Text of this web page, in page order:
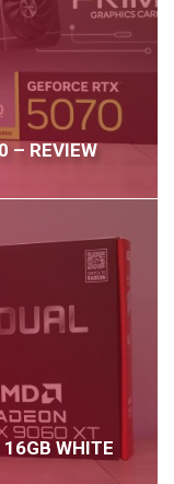
– REVIEW
WHITE